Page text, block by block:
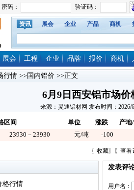
资讯 展会 企业 产品 商机
展会 工程 企业 品牌 报价 商机
行情 >>国内铝价 >>正文
6月9日西安铝市场价
来源：灵通铝材网 发布时间：2026/
区间 单位 涨跌
产地
23930－23930 元/吨 -100
〖 收藏〗〖 查看
格行情
发表评
用户名：